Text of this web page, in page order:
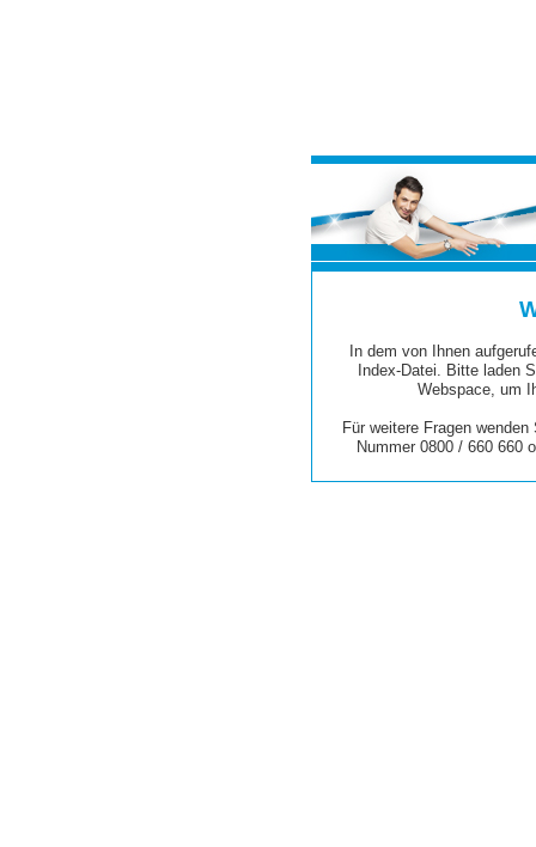
In dem von Ihnen
Index-Datei. Bitte laden
Webspace, um
Für weitere Fragen
Nummer 0800 / 660 660